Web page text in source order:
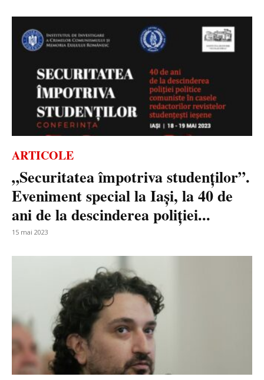
ARTICOLE
„Securitatea împotriva studenților”.
Eveniment special la Iași, la 40 de
ani de la descinderea poliției...
15 mai 2023